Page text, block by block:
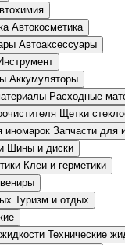
Автокосметика
Автоаксессуары
Аккумуляторы
Расходные
Щетки
Запчасти для
Шины и диски
Клеи и герметики
Туризм и отдых
Технические